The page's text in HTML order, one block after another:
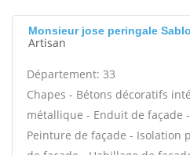
Monsieur jose peringale
Artisan
Département: 33
Chapes - Bétons décoratifs
métallique - Enduit de façade
Peinture de façade - Isolation